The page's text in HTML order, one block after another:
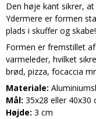
Den høje kant sikrer,
Ydermere er formen
plads i skuffer og skabe!
Formen er fremstillet
varmeleder, hvilket
brød, pizza, focaccia
Materiale:
Mål: 35x28 eller 40x30
Højde: 3 cm